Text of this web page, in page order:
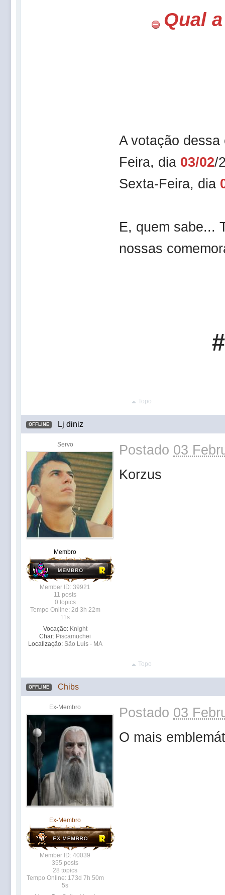
Qual
A votação
Feira, dia 03/02/
Sexta-Feira, dia
E, quem sabe...
nossas
#
Topo
OFFLINE Lj diniz
Servo
Membro
Member ID: 39921
11 posts
0 topics
Tempo Online: 2d 3h 22m
11s
Vocação: Knight
Char: Piscamuchei
Localização: São Luis - MA
Postado 03
Korzus
Topo
OFFLINE Chibs
Ex-Membro
Ex-Membro
Member ID: 40039
355 posts
28 topics
Tempo Online: 173d 7h 50m
5s
Postado 03
O mais